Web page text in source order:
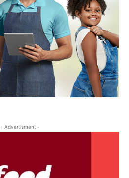
- Advertisment -